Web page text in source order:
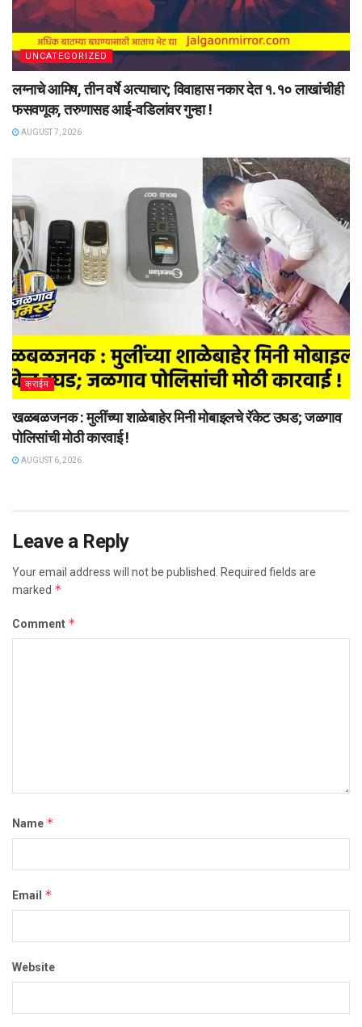
UNCATEGORIZED
लग्नाचे आमिष, तीन वर्षे अत्याचार; विवाहास नकार देत १.१० लाखांचीही
फसवणूक, तरुणासह आई-वडिलांवर गुन्हा !
AUGUST 7, 2026
क्राईम
खळबळजनक : मुलींच्या शाळेबाहेर मिनी मोबाइलचे रॅकेट उघड; जळगाव
पोलिसांची मोठी कारवाई !
AUGUST 6, 2026
Leave a Reply
Your email address will not be published.
Required fields are
marked *
Comment *
Name *
Email *
Website